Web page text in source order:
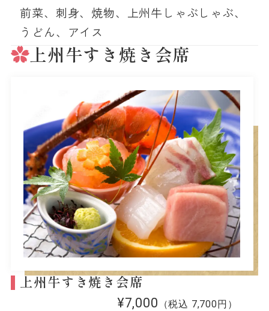
前菜、刺身、焼物、上州牛しゃぶしゃぶ、
うどん、アイス
上州牛すき焼き会席
上州牛すき焼き会席
¥7,000 （税込 7,700円）